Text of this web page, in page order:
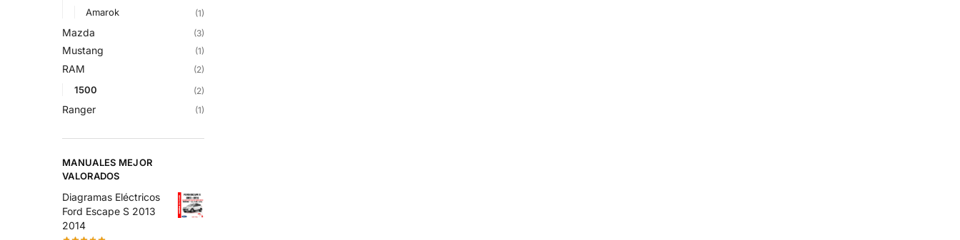
Amarok (1)
Mazda (3)
Mustang (1)
RAM (2)
1500 (2)
Ranger (1)
MANUALES MEJOR
VALORADOS
Diagramas Eléctricos
Ford Escape S 2013
2014